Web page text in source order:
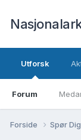
Utforsk
Forum
Forside Spør